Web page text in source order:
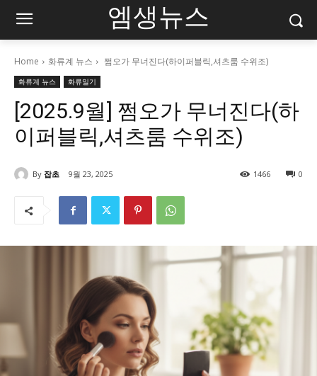
엠생뉴스
Home 화류계 뉴스 쩜오가 무너진다(하이퍼블릭,셔츠룸 수위조)
화류계 뉴스 화류일기
[2025.9월] 쩜오가 무너진다(하
이퍼블릭,셔츠룸 수위조)
By 잡초 9월 23, 2025 0
1466